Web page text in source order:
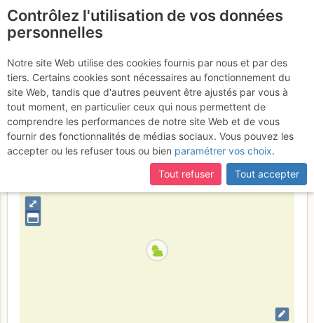
certaines pages ne sont plus accessibles, manquantes ou
incomplètes, déconnectez-vous puis reconnectez-vous à votre
compte sur le site.
Les Brieux : Couenne
Lundi 17 avril 2017
France Isère Chartreuse
⤢
Contrôlez l'utilisation de vos données
personnelles
Notre site Web utilise des cookies fournis par nous et par des
tiers. Certains cookies sont nécessaires au fonctionnement du
site Web, tandis que d'autres peuvent être ajustés par vous à
tout moment, en particulier ceux qui nous permettent de
comprendre les performances de notre site Web et de vous
fournir des fonctionnalités de médias sociaux. Vous pouvez les
accepter ou les refuser tous ou bien paramétrer vos choix.
Tout refuser
Tout accepter